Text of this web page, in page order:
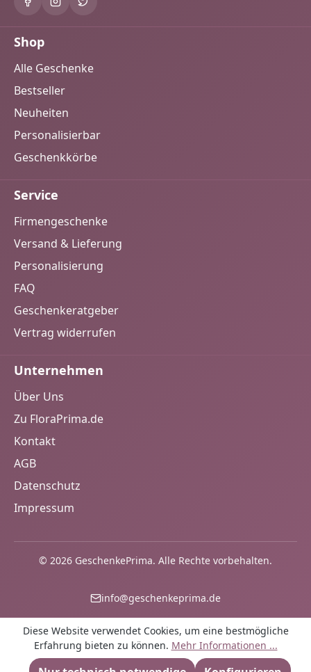
Shop
Alle Geschenke
Bestseller
Neuheiten
Personalisierbar
Geschenkkörbe
Service
Firmengeschenke
Versand & Lieferung
Personalisierung
FAQ
Geschenkeratgeber
Vertrag widerrufen
Unternehmen
Über Uns
Zu FloraPrima.de
Kontakt
AGB
Datenschutz
Impressum
© 2026 GeschenkePrima. Alle Rechte vorbehalten.
info@geschenkeprima.de
Diese Website verwendet Cookies, um eine bestmögliche
Erfahrung bieten zu können. Mehr Informationen ...